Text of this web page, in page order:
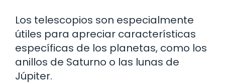
Los telescopios son especialmente
útiles para apreciar características
específicas de los planetas, como los
anillos de Saturno o las lunas de
Júpiter.